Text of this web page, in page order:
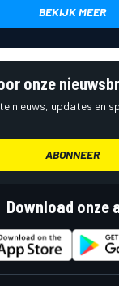
BEKIJK MEER
onze
nieuws, updates en
ABONNEER
Download onze